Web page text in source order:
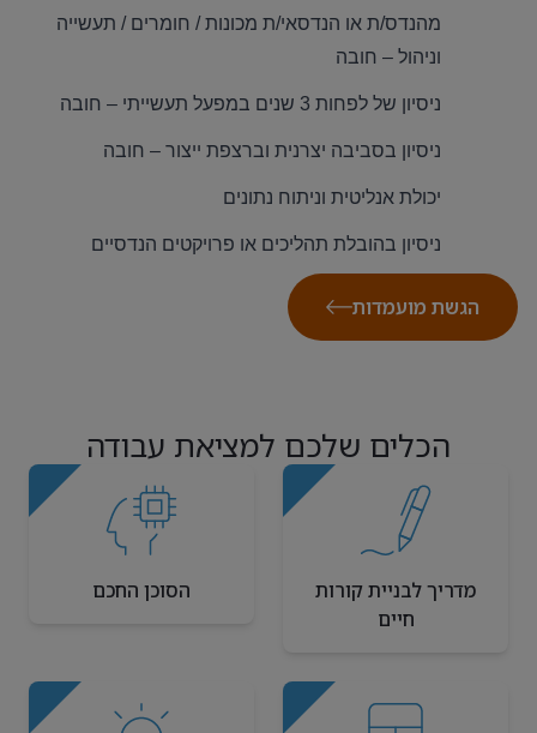
מהנדס/ת או הנדסאי/ת מכונות / חומרים / תעשייה
וניהול – חובה
ניסיון של לפחות 3 שנים במפעל תעשייתי – חובה
ניסיון בסביבה יצרנית וברצפת ייצור – חובה
יכולת אנליטית וניתוח נתונים
ניסיון בהובלת תהליכים או פרויקטים הנדסיים
הגשת מועמדות
הכלים שלכם למציאת עבודה
מדריך לבניית קורות
חיים
הסוכן החכם